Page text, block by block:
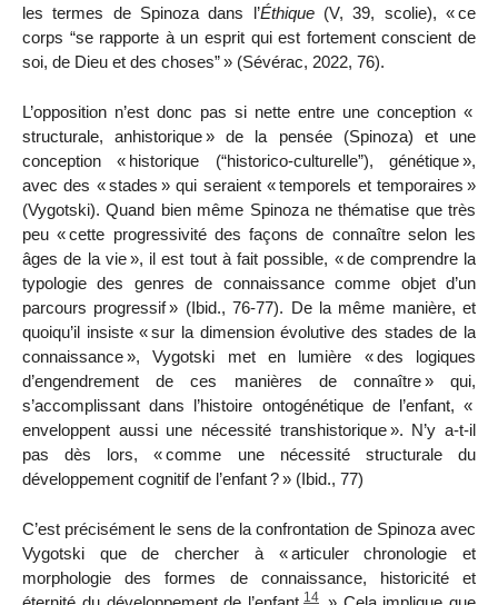
les termes de Spinoza dans l’Éthique(V, 39, scolie), «ce
corps “se rapporte à un esprit qui est fortement conscient de
soi, de Dieu et des choses”» (Sévérac, 2022, 76).
L’opposition n’est donc pas si nette entre une conception «
structurale, anhistorique» de la pensée (Spinoza) et une
conception « historique (“historico-culturelle”), génétique»,
avec des «stades » qui seraient «temporels et temporaires »
(Vygotski). Quand bien même Spinoza ne thématise que très
peu «cette progressivité des façons de connaître selon les
âges de la vie», il est tout à fait possible, « de comprendre la
typologie des genres de connaissance comme objet d’un
parcours progressif» (Ibid., 76-77). De la même manière, et
quoiqu’il insiste «sur la dimension évolutive des stades de la
connaissance», Vygotski met en lumière «des logiques
d’engendrement de ces manières de connaître» qui,
s’accomplissant dans l’histoire ontogénétique de l’enfant, «
enveloppent aussi une nécessité transhistorique». N’y a-t-il
pas dès lors, « comme une nécessité structurale du
développement cognitif de l’enfant?» (Ibid., 77)
C’est précisément le sens de la confrontation de Spinoza avec
Vygotski que de chercher à « articuler chronologie et
morphologie des formes de connaissance, historicité et
14